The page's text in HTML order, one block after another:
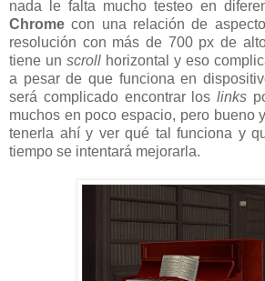
nada le falta mucho testeo en
Chrome con una relación de
resolución con más de 700 px de
tiene un scroll horizontal y eso
a pesar de que funciona en
será complicado encontrar loslinks
muchos en poco espacio, pero bueno
tenerla ahí y ver qué tal funciona y
tiempo se intentará mejorarla.